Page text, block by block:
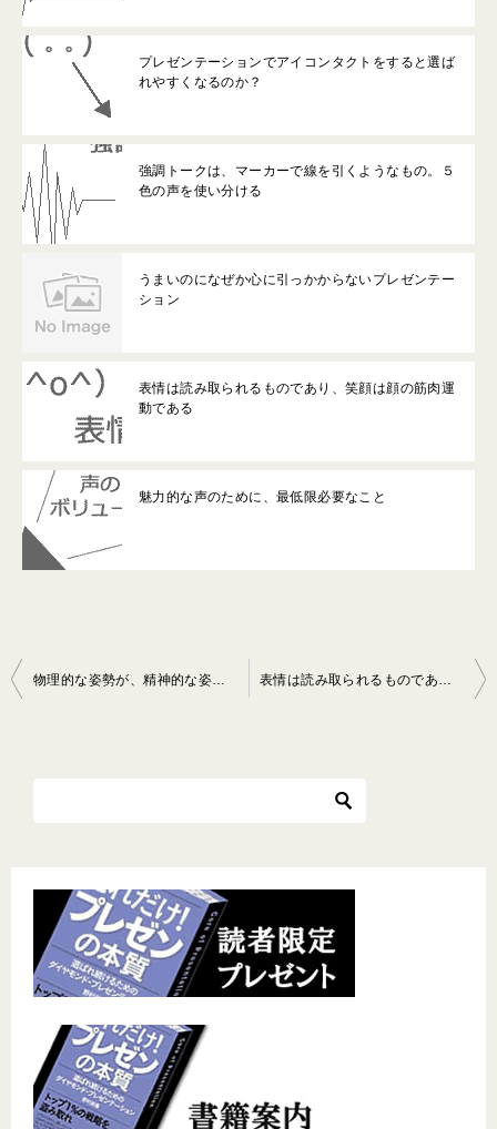
プレゼンテーションでアイコンタクトをすると選ば
れやすくなるのか？
強調トークは、マーカーで線を引くようなもの。５
色の声を使い分ける
うまいのになぜか心に引っかからないプレゼンテー
ション
表情は読み取られるものであり、笑顔は顔の筋肉運
動である
魅力的な声のために、最低限必要なこと
投